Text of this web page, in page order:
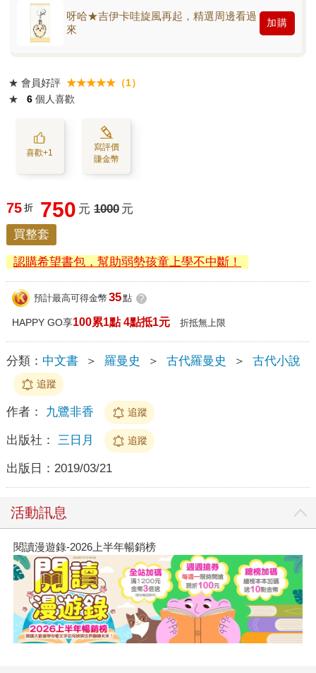
呀哈★吉伊卡哇旋風再起，精選周邊看過
來
加購
★ 會員好評 ★★★★★（1）
★
6 個人喜歡
喜歡+1
寫評價
賺金幣
75 折 750 元 1000 元
買整套
認購希望書包，幫助弱勢孩童上學不中斷！
預計最高可得金幣 35點 ?
HAPPY GO享100累1點 4點抵1元 折抵無上限
分類： 中文書 ＞ 羅曼史 ＞ 古代羅曼史 ＞ 古代小說
追蹤
作者： 九鷺非香 追蹤
出版社： 三日月 追蹤
出版日： 2019/03/21
活動訊息
閱讀漫遊錄-2026上半年暢銷榜